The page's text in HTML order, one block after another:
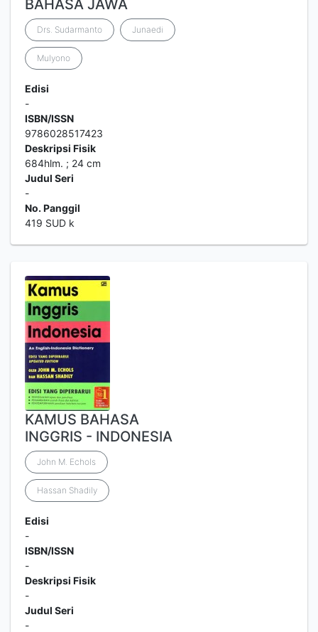
BAHASA JAWA
Drs. Sudarmanto Junaedi
Mulyono
Edisi
-
ISBN/ISSN
9786028517423
Deskripsi Fisik
684hlm. ; 24 cm
Judul Seri
-
No. Panggil
419 SUD k
KAMUS BAHASA
INGGRIS - INDONESIA
John M. Echols
Hassan Shadily
Edisi
-
ISBN/ISSN
-
Deskripsi Fisik
-
Judul Seri
-